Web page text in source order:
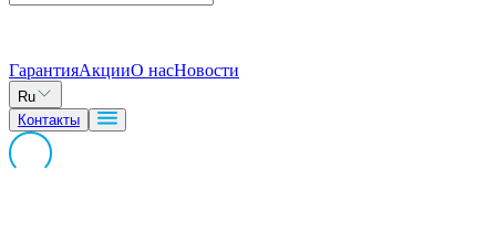
ГарантияАкцииО насНовости
Ru
Контакты